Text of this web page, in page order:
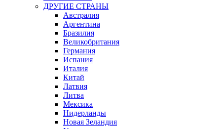
ДРУГИЕ СТРАНЫ
Австралия
Аргентина
Бразилия
Великобритания
Германия
Испания
Италия
Китай
Латвия
Литва
Мексика
Нидерланды
Новая Зеландия